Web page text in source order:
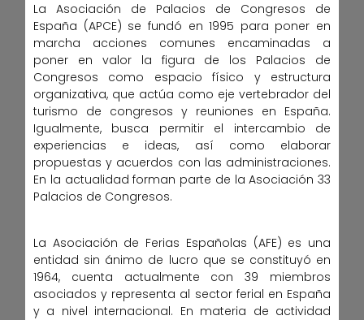
La Asociación de Palacios de Congresos de
España (APCE) se fundó en 1995 para poner en
marcha acciones comunes encaminadas a
poner en valor la figura de los Palacios de
Congresos como espacio físico y estructura
organizativa, que actúa como eje vertebrador del
turismo de congresos y reuniones en España.
Igualmente, busca permitir el intercambio de
experiencias e ideas, así como elaborar
propuestas y acuerdos con las administraciones.
En la actualidad forman parte de la Asociación 33
Palacios de Congresos.
La Asociación de Ferias Españolas (AFE) es una
entidad sin ánimo de lucro que se constituyó en
1964, cuenta actualmente con 39 miembros
asociados y representa al sector ferial en España
y a nivel internacional. En materia de actividad